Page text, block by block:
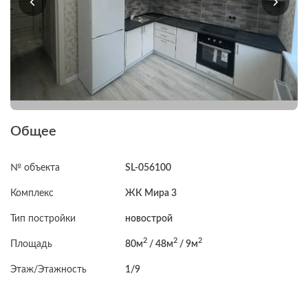
Общее
№ объекта SL-056100
Комплекс ЖК Мира 3
Тип постройки новострой
Площадь 80м2 / 48м2 / 9м2
Этаж/Этажность 1/9